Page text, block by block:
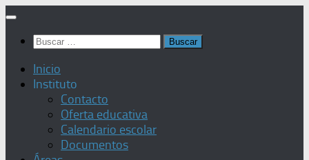
Saltar
contenido
Buscar:
Inicio
Instituto
Contacto
Oferta educativa
Calendario escolar
Documentos